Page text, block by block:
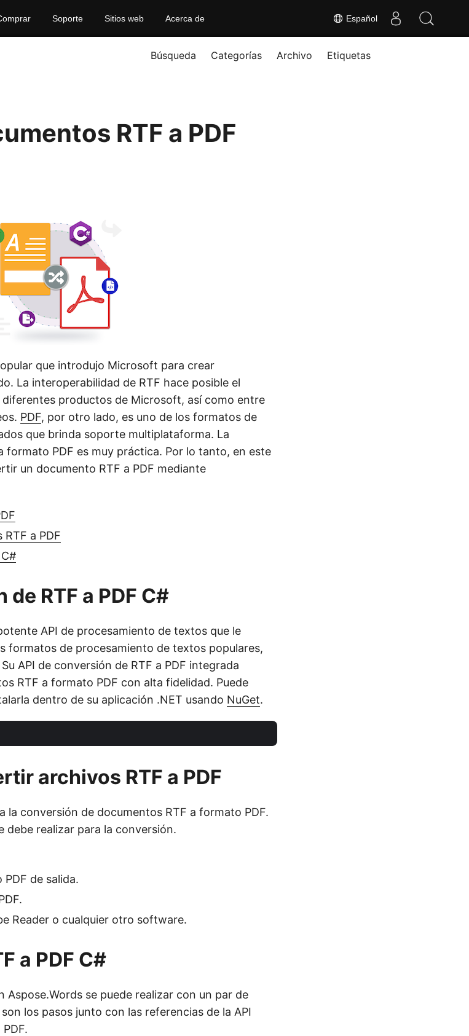
Español
Soporte Sitios web Acerca de
Búsqueda Categorías Archivo Etiquetas
RTF a PDF
que introdujo Microsoft para crear
La interoperabilidad de RTF hace posible el
productos de Microsoft, así como entre
PDF, por otro lado, es uno de los formatos de
que brinda soporte multiplataforma. La
formato PDF es muy práctica. Por lo tanto, en este
un documento RTF a PDF mediante
a PDF
RTF a PDF C#
API de procesamiento de textos que le
formatos de procesamiento de textos populares,
API de conversión de RTF a PDF integrada
RTF a formato PDF con alta fidelidad. Puede
dentro de su aplicación .NET usando NuGet.
archivos RTF a PDF
la conversión de documentos RTF a formato PDF.
debe realizar para la conversión.
de salida.
Reader o cualquier otro software.
a PDF C#
Aspose.Words se puede realizar con un par de
los pasos junto con las referencias de la API